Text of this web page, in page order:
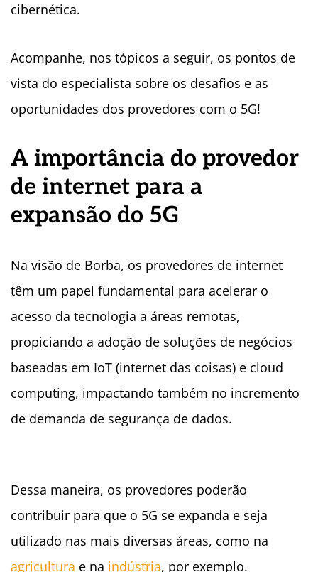
cibernética.
Acompanhe, nos tópicos a seguir, os pontos de
vista do especialista sobre os desafios e as
oportunidades dos provedores com o 5G!
A importância do provedor
de internet para a
expansão do 5G
Na visão de Borba, os provedores de internet
têm um papel fundamental para acelerar o
acesso da tecnologia a áreas remotas,
propiciando a adoção de soluções de negócios
baseadas em IoT (internet das coisas) e cloud
computing, impactando também no incremento
de demanda de segurança de dados.
Dessa maneira, os provedores poderão
contribuir para que o 5G se expanda e seja
utilizado nas mais diversas áreas, como na
agricultura e na indústria, por exemplo.